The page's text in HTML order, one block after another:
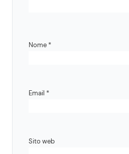
Nome *
Email *
Sito web